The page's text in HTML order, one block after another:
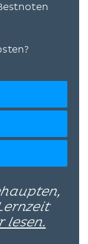
lesen.